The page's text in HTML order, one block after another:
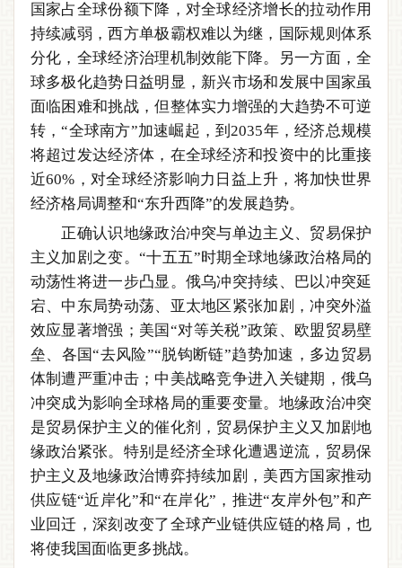
国家占全球份额下降，对全球经济增长的拉动作用
持续减弱，西方单极霸权难以为继，国际规则体系
分化，全球经济治理机制效能下降。另一方面，全
球多极化趋势日益明显，新兴市场和发展中国家虽
面临困难和挑战，但整体实力增强的大趋势不可逆
转，“全球南方”加速崛起，到2035年，经济总规模
将超过发达经济体，在全球经济和投资中的比重接
近60%，对全球经济影响力日益上升，将加快世界
经济格局调整和“东升西降”的发展趋势。
正确认识地缘政治冲突与单边主义、贸易保护
主义加剧之变。“十五五”时期全球地缘政治格局的
动荡性将进一步凸显。俄乌冲突持续、巴以冲突延
宕、中东局势动荡、亚太地区紧张加剧，冲突外溢
效应显著增强；美国“对等关税”政策、欧盟贸易壁
垒、各国“去风险”“脱钩断链”趋势加速，多边贸易
体制遭严重冲击；中美战略竞争进入关键期，俄乌
冲突成为影响全球格局的重要变量。地缘政治冲突
是贸易保护主义的催化剂，贸易保护主义又加剧地
缘政治紧张。特别是经济全球化遭遇逆流，贸易保
护主义及地缘政治博弈持续加剧，美西方国家推动
供应链“近岸化”和“在岸化”，推进“友岸外包”和产
业回迁，深刻改变了全球产业链供应链的格局，也
将使我国面临更多挑战。